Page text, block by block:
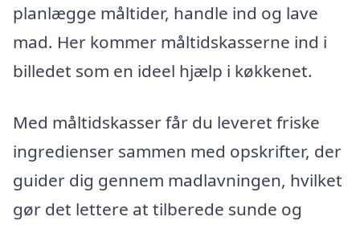
planlægge måltider, handle ind og lave
mad. Her kommer måltidskasserne ind i
billedet som en ideel hjælp i køkkenet.
Med måltidskasser får du leveret friske
ingredienser sammen med opskrifter, der
guider dig gennem madlavningen, hvilket
gør det lettere at tilberede sunde og